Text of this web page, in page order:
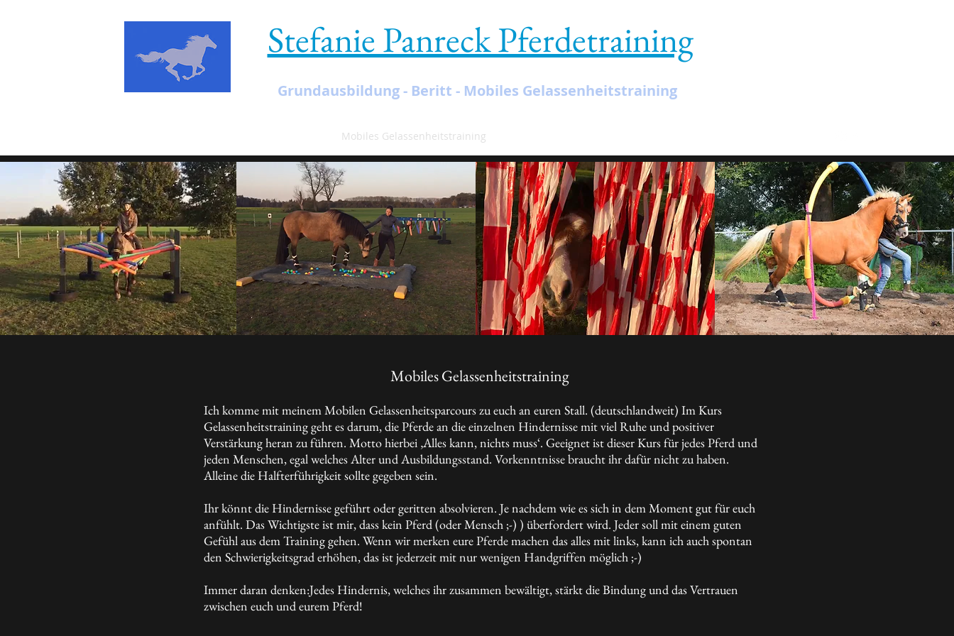
Mobiles Gelassenheitstraining
Stefanie Panreck Pferdetraining
Grundausbildung - Beritt - Mobiles Gelassenheitstraining
Mobiles Gelassenheitstraining
Ich komme mit meinem Mobilen Gelassenheitsparcours zu euch an euren Stall. (deutschlandweit) Im Kurs
Gelassenheitstraining geht es darum, die Pferde an die einzelnen Hindernisse mit viel Ruhe und positiver
Verstärkung heran zu führen. Motto hierbei ‚Alles kann, nichts muss‘. Geeignet ist dieser Kurs für jedes Pferd und
jeden Menschen, egal welches Alter und Ausbildungsstand. Vorkenntnisse braucht ihr dafür nicht zu haben.
Alleine die Halfterführigkeit sollte gegeben sein.
Ihr könnt die Hindernisse geführt oder geritten absolvieren. Je nachdem wie es sich in dem Moment gut für euch
anfühlt. Das Wichtigste ist mir, dass kein Pferd (oder Mensch ;-) ) überfordert wird. Jeder soll mit einem guten
Gefühl aus dem Training gehen. Wenn wir merken eure Pferde machen das alles mit links, kann ich auch spontan
den Schwierigkeitsgrad erhöhen, das ist jederzeit mit nur wenigen Handgriffen möglich ;-)
Immer daran denken:Jedes Hindernis, welches ihr zusammen bewältigt, stärkt die Bindung und das Vertrauen
zwischen euch und eurem Pferd!